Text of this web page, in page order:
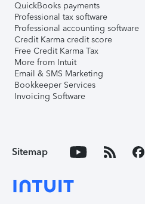
QuickBooks payments
Professional tax software
Professional accounting software
Credit Karma credit score
Free Credit Karma Tax
More from Intuit
Email & SMS Marketing
Bookkeeper Services
Invoicing Software
Sitemap